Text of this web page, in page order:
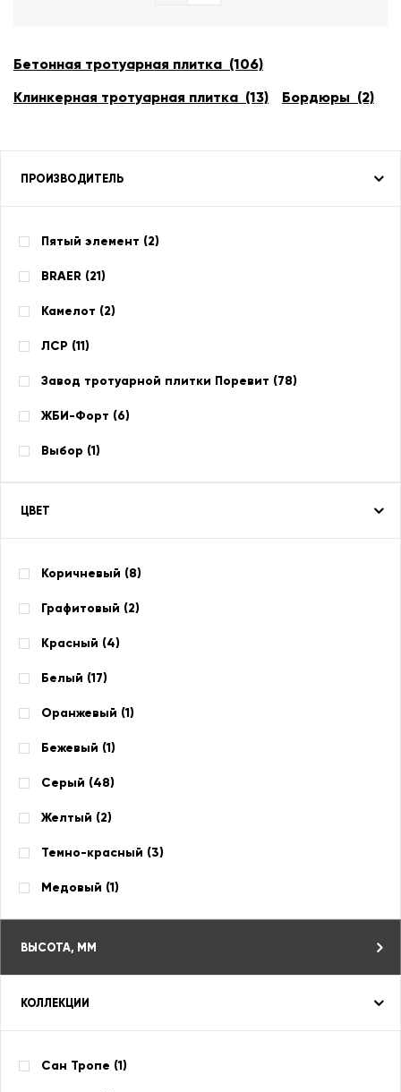
Бетонная тротуарная плитка (106)
Клинкерная тротуарная плитка (13)
Бордюры (2)
ПРОИЗВОДИТЕЛЬ
Пятый элемент (2)
BRAER (21)
Камелот (2)
ЛСР (11)
Завод тротуарной плитки Поревит (78)
ЖБИ-Форт (6)
Выбор (1)
ЦВЕТ
Коричневый (8)
Графитовый (2)
Красный (4)
Белый (17)
Оранжевый (1)
Бежевый (1)
Серый (48)
Желтый (2)
Темно-красный (3)
Медовый (1)
ВЫСОТА, ММ
КОЛЛЕКЦИИ
Сан Тропе (1)